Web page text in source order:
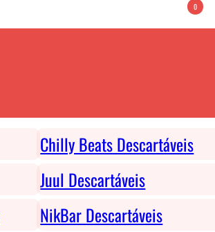
0
Chilly Beats Descartáveis
Juul Descartáveis
NikBar Descartáveis